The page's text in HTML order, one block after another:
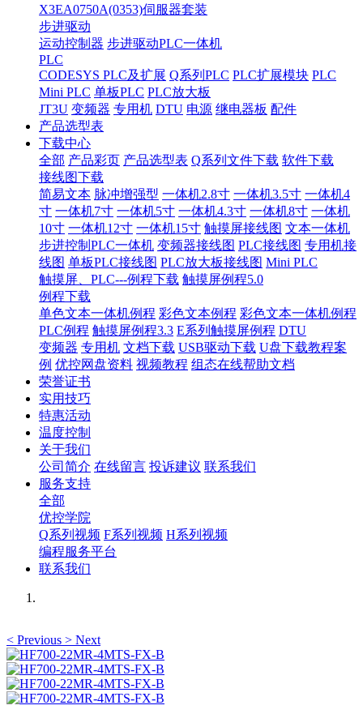
X3EA0750A(0353)伺服器套装
步进驱动
运动控制器 步进驱动PLC一体机
PLC
CODESYS PLC及扩展 Q系列PLC PLC扩展模块 PLC
Mini PLC 单板PLC PLC放大板
JT3U 变频器 专用机 DTU 电源 继电器板 配件
产品选型表
下载中心
全部 产品彩页 产品选型表 Q系列文件下载 软件下载
接线图下载
简易文本 脉冲增强型 一体机2.8寸 一体机3.5寸 一体机4
寸 一体机7寸 一体机5寸 一体机4.3寸 一体机8寸 一体机
10寸 一体机12寸 一体机15寸 触摸屏接线图 文本一体机
步进控制PLC一体机 变频器接线图 PLC接线图 专用机接
线图 单板PLC接线图 PLC放大板接线图 Mini PLC
触摸屏、PLC---例程下载 触摸屏例程5.0
例程下载
单色文本一体机例程 彩色文本例程 彩色文本一体机例程
PLC例程 触摸屏例程3.3 E系列触摸屏例程 DTU
变频器 专用机 文档下载 USB驱动下载 U盘下载教程案
例 优控网盘资料 视频教程 组态在线帮助文档
荣誉证书
实用技巧
特惠活动
温度控制
关于我们
公司简介 在线留言 投诉建议 联系我们
服务支持
全部
优控学院
Q系列视频 F系列视频 H系列视频
编程服务平台
联系我们
< Previous > Next